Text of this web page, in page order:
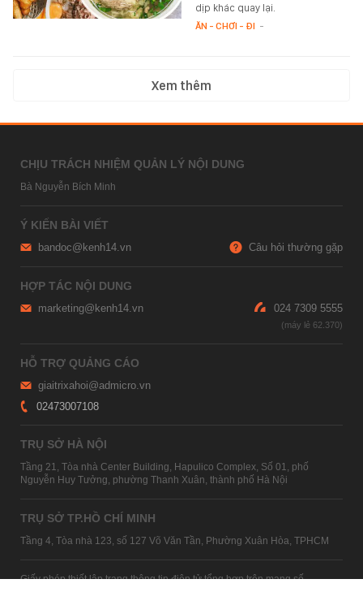
dịp khác quay lại.
ĂN - CHƠI - ĐI -
Xem thêm
CHỊU TRÁCH NHIỆM QUẢN LÝ NỘI DUNG
Bà Nguyễn Bích Minh
Ý KIẾN BÀI VIẾT
bandoc@kenh14.vn Câu hỏi thường gặp
HỢP TÁC NỘI DUNG
marketing@kenh14.vn 024 7309 5555
HỖ TRỢ QUẢNG CÁO
giaitrixahoi@admicro.vn
02473007108
TRỤ SỞ HÀ NỘI
Tầng 21, Tòa nhà Center Building, Hapulico Complex, Số 01, phố
Nguyễn Huy Tưởng, phường Thanh Xuân, thành phố Hà Nội
TRỤ SỞ TP.HỒ CHÍ MINH
Tầng 4, Tòa nhà 123, số 127 Võ Văn Tần, Phường Xuân Hòa, TPHCM
Giấy phép thiết lập trang thông tin điện tử tổng hợp trên mạng số